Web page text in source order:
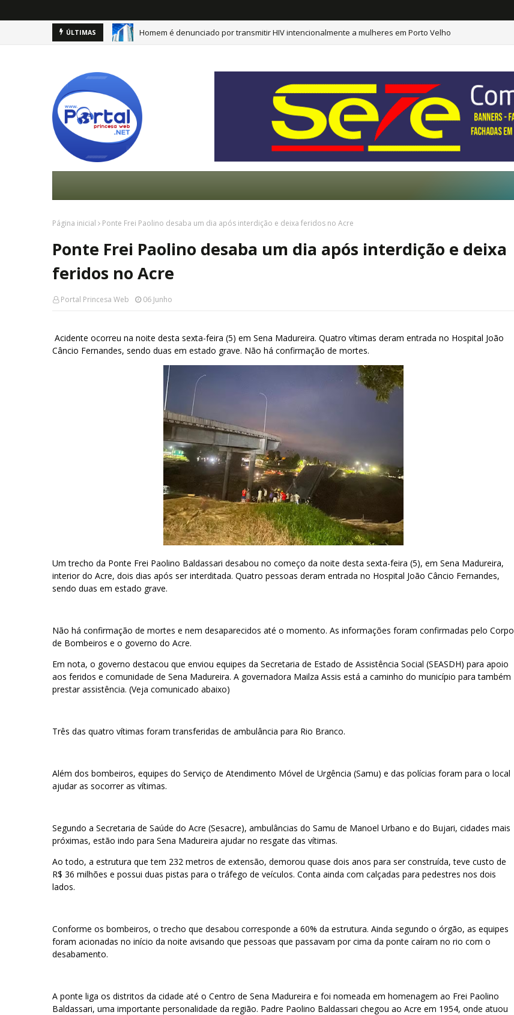
ÚLTIMAS Homem é denunciado por transmitir HIV intencionalmente a mulheres em Porto Velho
Página inicial Ponte Frei Paolino desaba um dia após interdição e deixa feridos no Acre
Ponte Frei Paolino desaba um dia após interdição e deixa
feridos no Acre
Portal Princesa Web 06 Junho
Acidente ocorreu na noite desta sexta-feira (5) em Sena Madureira. Quatro vítimas deram entrada no Hospital João
Câncio Fernandes, sendo duas em estado grave. Não há confirmação de mortes.
Um trecho da Ponte Frei Paolino Baldassari desabou no começo da noite desta sexta-feira (5), em Sena Madureira,
interior do Acre, dois dias após ser interditada. Quatro pessoas deram entrada no Hospital João Câncio Fernandes,
sendo duas em estado grave.
Não há confirmação de mortes e nem desaparecidos até o momento. As informações foram confirmadas pelo Corpo
de Bombeiros e o governo do Acre.
Em nota, o governo destacou que enviou equipes da Secretaria de Estado de Assistência Social (SEASDH) para apoio
aos feridos e comunidade de Sena Madureira. A governadora Mailza Assis está a caminho do município para também
prestar assistência. (Veja comunicado abaixo)
Três das quatro vítimas foram transferidas de ambulância para Rio Branco.
Além dos bombeiros, equipes do Serviço de Atendimento Móvel de Urgência (Samu) e das polícias foram para o local
ajudar as socorrer as vítimas.
Segundo a Secretaria de Saúde do Acre (Sesacre), ambulâncias do Samu de Manoel Urbano e do Bujari, cidades mais
próximas, estão indo para Sena Madureira ajudar no resgate das vítimas.
Ao todo, a estrutura que tem 232 metros de extensão, demorou quase dois anos para ser construída, teve custo de
R$ 36 milhões e possui duas pistas para o tráfego de veículos. Conta ainda com calçadas para pedestres nos dois
lados.
Conforme os bombeiros, o trecho que desabou corresponde a 60% da estrutura. Ainda segundo o órgão, as equipes
foram acionadas no início da noite avisando que pessoas que passavam por cima da ponte caíram no rio com o
desabamento.
A ponte liga os distritos da cidade até o Centro de Sena Madureira e foi nomeada em homenagem ao Frei Paolino
Baldassari, uma importante personalidade da região. Padre Paolino Baldassari chegou ao Acre em 1954, onde atuou